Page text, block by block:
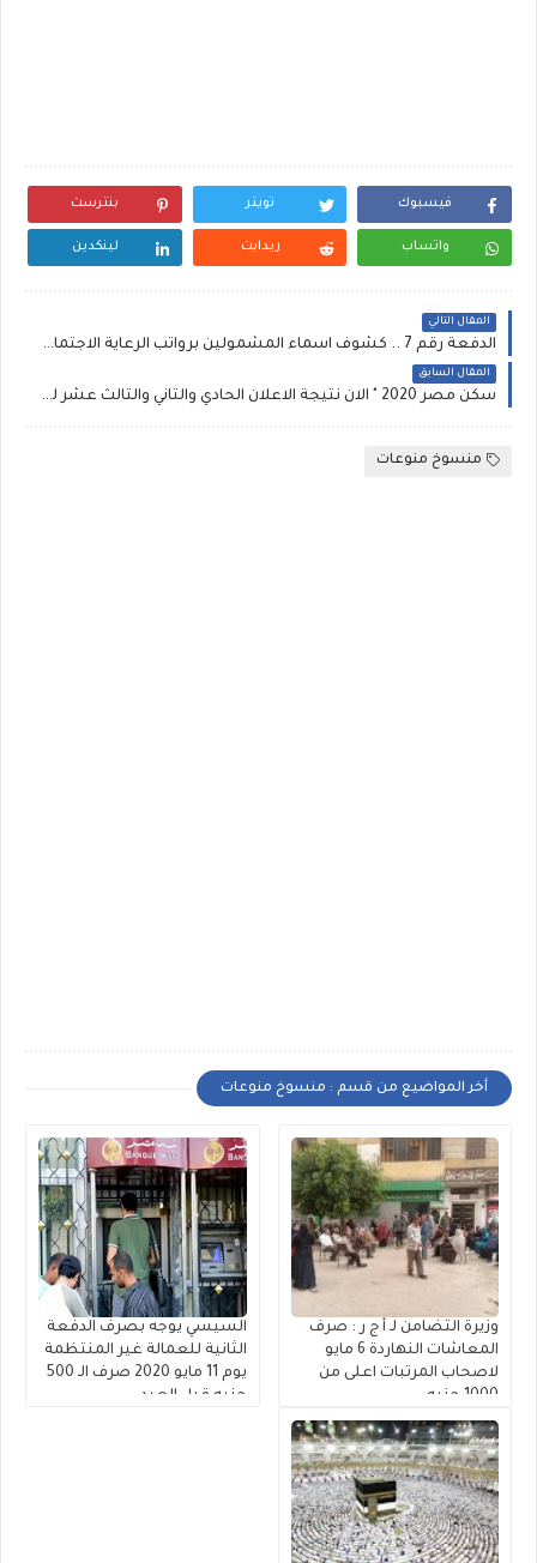
فيسبوك تويتر بنترست
واتساب ريدايت لينكدين
المقال التالي
الدفعة رقم 7 .. كشوف اسماء المشمولين برواتب الرعاية الاجتماعية ( 3400) الدفعة الوجبة الثامنة الأخيرة لهذا الشهر ..دعوة ذوي الإعاقة المستفيدين من راتب المعين العراق pdf
المقال السابق
سكن مصر 2020 " الان نتيجة الاعلان الحادي والثاني والثالث عشر للإسكان الاجتماعي بالرقم القومى " :: اخر موعد ميعاد تسليم الوحدات السكنية من مشروع الاسكان الاجتماعي الاسعار والمساحات للشقق hdb-egy.com لمتوسطى الدخل وطريقة السداد وكراسة شروط التقديم الاعلان "13"للخريجين
منسوخ منوعات
أخر المواضيع من قسم : منسوخ منوعات
وزيرة التضامن لـ أ ج ر : صرف
المعاشات النهاردة 6 مايو
لاصحاب المرتبات اعلى من
1000 جنيه
السيسي يوجه بصرف الدفعة
الثانية للعمالة غير المنتظمة
يوم 11 مايو 2020 صرف الـ 500
جنيه قبل العيد